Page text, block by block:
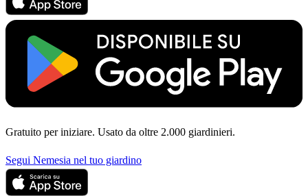
Gratuito per iniziare. Usato da oltre 2.000 giardinieri.
Segui Nemesia nel tuo giardino